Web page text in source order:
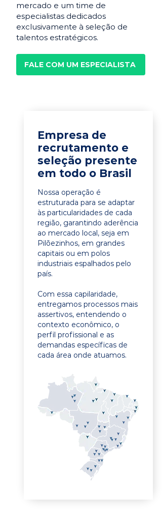
mercado e um time de
especialistas dedicados
exclusivamente à seleção de
talentos estratégicos.
FALE COM UM ESPECIALISTA
Empresa de
recrutamento e
seleção presente
em todo o Brasil
Nossa operação é
estruturada para se adaptar
às particularidades de cada
região, garantindo aderência
ao mercado local, seja em
Pilõezinhos, em grandes
capitais ou em polos
industriais espalhados pelo
país.
Com essa capilaridade,
entregamos processos mais
assertivos, entendendo o
contexto econômico, o
perfil profissional e as
demandas específicas de
cada área onde atuamos.